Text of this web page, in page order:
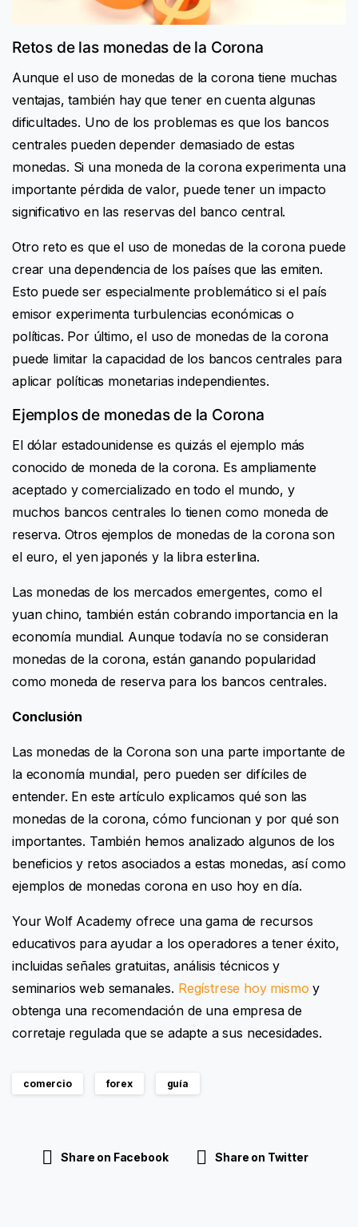
Retos de las monedas de la Corona
Aunque el uso de monedas de la corona tiene muchas
ventajas, también hay que tener en cuenta algunas
dificultades. Uno de los problemas es que los bancos
centrales pueden depender demasiado de estas
monedas. Si una moneda de la corona experimenta una
importante pérdida de valor, puede tener un impacto
significativo en las reservas del banco central.
Otro reto es que el uso de monedas de la corona puede
crear una dependencia de los países que las emiten.
Esto puede ser especialmente problemático si el país
emisor experimenta turbulencias económicas o
políticas. Por último, el uso de monedas de la corona
puede limitar la capacidad de los bancos centrales para
aplicar políticas monetarias independientes.
Ejemplos de monedas de la Corona
El dólar estadounidense es quizás el ejemplo más
conocido de moneda de la corona. Es ampliamente
aceptado y comercializado en todo el mundo, y
muchos bancos centrales lo tienen como moneda de
reserva. Otros ejemplos de monedas de la corona son
el euro, el yen japonés y la libra esterlina.
Las monedas de los mercados emergentes, como el
yuan chino, también están cobrando importancia en la
economía mundial. Aunque todavía no se consideran
monedas de la corona, están ganando popularidad
como moneda de reserva para los bancos centrales.
Conclusión
Las monedas de la Corona son una parte importante de
la economía mundial, pero pueden ser difíciles de
entender. En este artículo explicamos qué son las
monedas de la corona, cómo funcionan y por qué son
importantes. También hemos analizado algunos de los
beneficios y retos asociados a estas monedas, así como
ejemplos de monedas corona en uso hoy en día.
Your Wolf Academy ofrece una gama de recursos
educativos para ayudar a los operadores a tener éxito,
incluidas señales gratuitas, análisis técnicos y
seminarios web semanales. Regístrese hoy mismo y
obtenga una recomendación de una empresa de
corretaje regulada que se adapte a sus necesidades.
comercio forex guía
Share on Facebook Share on Twitter